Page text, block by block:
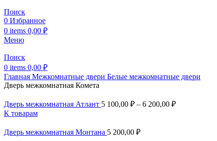
Поиск
0 Избранное
0 items 0,00 ₽
Меню
Поиск
0 items 0,00 ₽
Главная Межкомнатные двери Белые межкомнатные двери
Дверь межкомнатная Комета
Дверь межкомнатная Атлант 5 100,00 ₽ – 6 200,00 ₽
К товарам
Дверь межкомнатная Монтана 5 200,00 ₽